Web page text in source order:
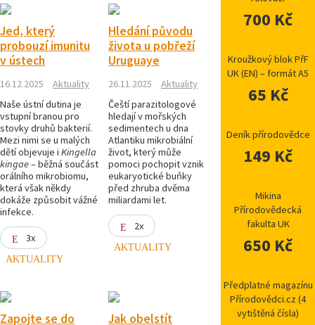
Jed, který
probouzí imunitu
v ústech
16.12.2025
Aktuality
Naše ústní dutina je
vstupní branou pro
stovky druhů bakterií.
Mezi nimi se u malých
dětí objevuje i Kingella
kingae– běžná součást
orálního mikrobiomu,
která však někdy
dokáže způsobit vážné
infekce.
3x
AKTUALITY
Hledání původu
života u pobřeží
Uruguaye
26.11.2025
Aktuality
Čeští parazitologové
hledají v mořských
sedimentech u dna
Atlantiku mikrobiální
život, který může
pomoci pochopit vznik
eukaryotické buňky
před zhruba dvěma
miliardami let.
2x
AKTUALITY
Zapojte se do
Jak obelstít
700 Kč
Kroužkový blok PřF
UK (EN) – formát A5
65 Kč
Deník přírodovědce
149 Kč
Mikina
Přírodovědecká
fakulta UK
650 Kč
Předplatné magazínu
Přírodovědci.cz (4
vytištěná čísla)